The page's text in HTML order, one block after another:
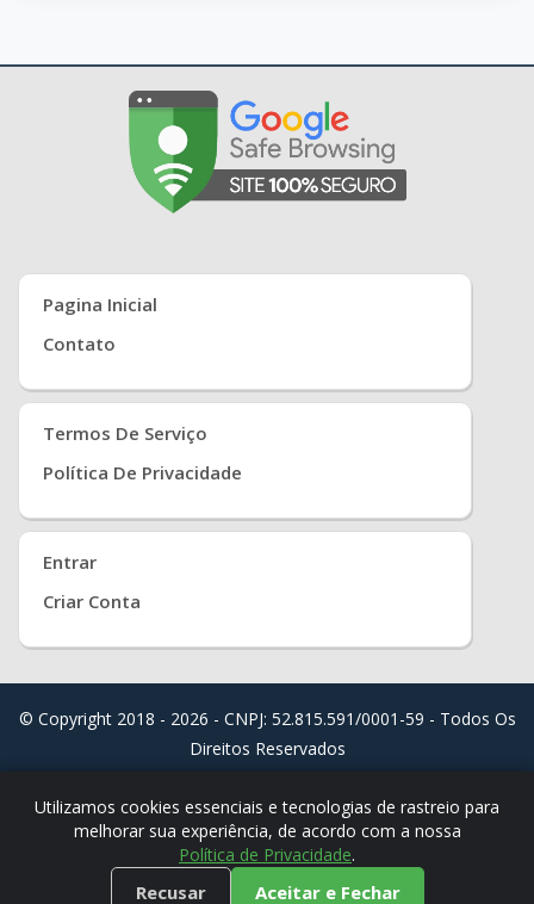
Pagina Inicial
Contato
Termos De Serviço
Política De Privacidade
Entrar
Criar Conta
© Copyright 2018 - 2026 - CNPJ: 52.815.591/0001-59 - Todos Os
Direitos Reservados
Utilizamos cookies essenciais e tecnologias de rastreio para
melhorar sua experiência, de acordo com a nossa
Política de Privacidade.
Recusar Aceitar e Fechar